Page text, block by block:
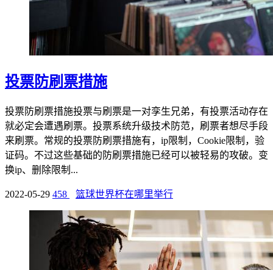
投票防刷票措施
投票防刷票措施投票与刷票是一对孪生兄弟，有投票活动存在
就必定会遭遇刷票。投票系统升级技术防范，刷票者想尽手段
来刷票。常规的投票防刷票措施有，ip限制，Cookie限制，验
证码。不过这些基础的防刷票措施已经可以被轻易的攻破。变
换ip、删除限制...
2022-05-29 458 篮球世界杯在哪里举行